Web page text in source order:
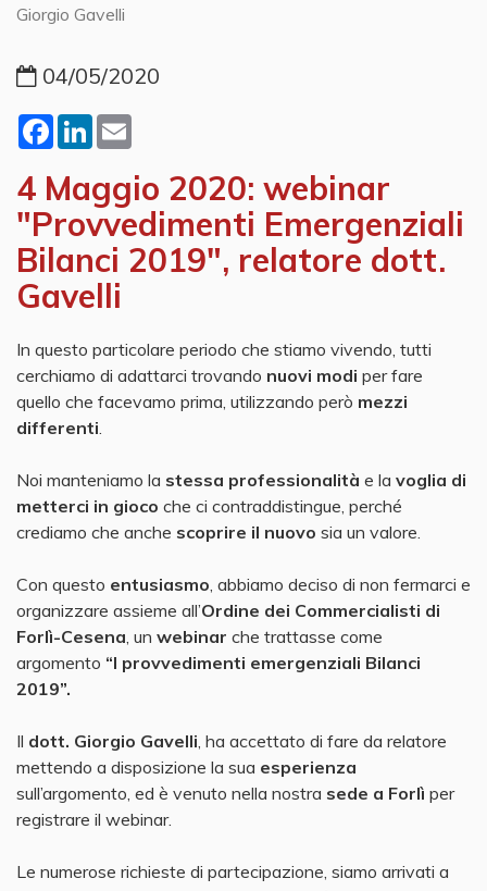
Giorgio Gavelli
04/05/2020
Facebook
LinkedIn
4 Maggio 2020: webinar
"Provvedimenti Emergenziali
Bilanci 2019", relatore dott.
Gavelli
In questo particolare periodo che stiamo vivendo, tutti
cerchiamo di adattarci trovando nuovi modi per fare
quello che facevamo prima, utilizzando però mezzi
differenti.
Noi manteniamo la stessa professionalità e la voglia di
metterci in gioco che ci contraddistingue, perché
crediamo che anche scoprire il nuovo sia un valore.
Con questo entusiasmo, abbiamo deciso di non fermarci e
organizzare assieme all’Ordine dei Commercialisti di
Forlì-Cesena, un webinar che trattasse come
argomento “I provvedimenti emergenziali Bilanci
2019”.
Il dott. Giorgio Gavelli, ha accettato di fare da relatore
mettendo a disposizione la sua esperienza
sull’argomento, ed è venuto nella nostra sede a Forlì per
registrare il webinar.
Le numerose richieste di partecipazione, siamo arrivati a